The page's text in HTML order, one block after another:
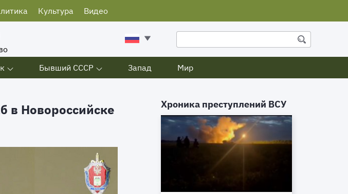
Культура Видео
Бывший СССР Запад Мир
в Новороссийске Хроника преступлений ВСУ